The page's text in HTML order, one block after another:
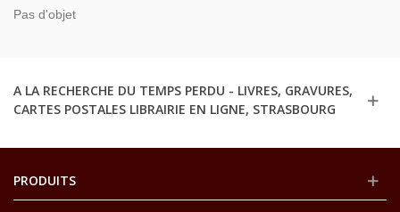
Pas d'objet
A LA RECHERCHE DU TEMPS PERDU - LIVRES, GRAVURES,
CARTES POSTALES LIBRAIRIE EN LIGNE, STRASBOURG
PRODUITS